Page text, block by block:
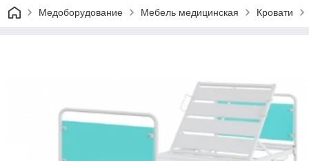
Медоборудование Мебель медицинская Кровати